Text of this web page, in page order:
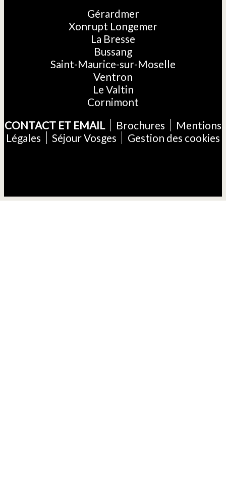
Gérardmer
Xonrupt Longemer
La Bresse
Bussang
Saint-Maurice-sur-Moselle
Ventron
Le Valtin
Cornimont
CONTACT ET EMAIL
Brochures
Mentions
Légales
Séjour Vosges Gestion des cookies